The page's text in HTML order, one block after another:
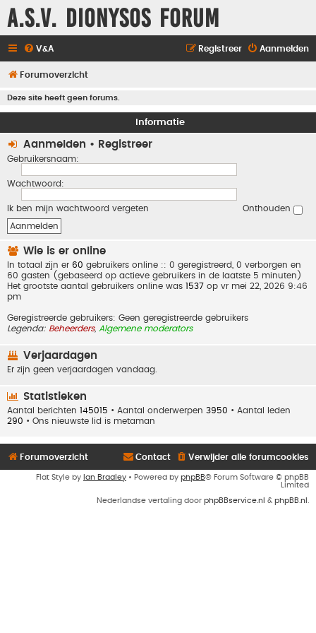
A.S.V. Dionysos Forum
V&A Aanmelden
Registreer
Forumoverzicht
Deze site heeft geen forums.
Informatie
Aanmelden • Registreer
Gebruikersnaam:
Wachtwoord:
Ik ben mijn wachtwoord vergeten Onthouden
Wie is er online
In totaal zijn er 60 gebruikers online :: 0 geregistreerd, 0 verborgen en
60 gasten (gebaseerd op actieve gebruikers in de laatste 5 minuten)
Het grootste aantal gebruikers online was 1537 op vr mei 22, 2026 9:46
pm
Geregistreerde gebruikers: Geen geregistreerde gebruikers
Legenda: Beheerders, Algemene moderators
Verjaardagen
Er zijn geen verjaardagen vandaag.
Statistieken
Aantal berichten 145015 • Aantal onderwerpen 3950 • Aantal leden
290 • Ons nieuwste lid is metaman
Forumoverzicht Verwijder alle forumcookies
Contact
Flat Style by Ian Bradley • Powered by phpBB® Forum Software © phpBB
Limited
Nederlandse vertaling door phpBBservice.nl & phpBB.nl